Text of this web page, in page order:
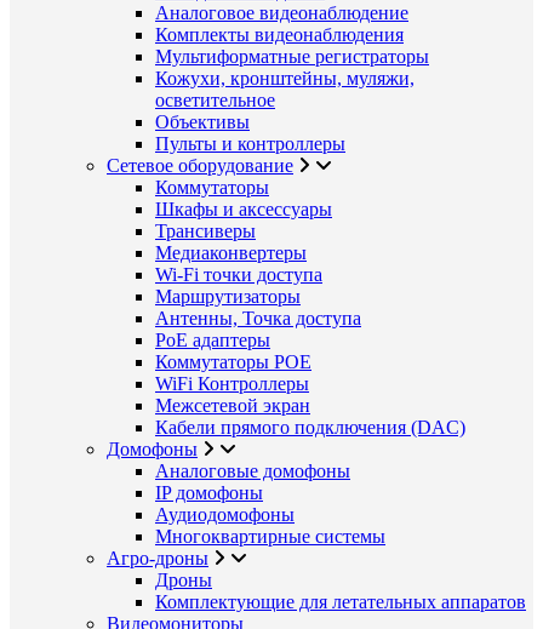
Аналоговое видеонаблюдение
Комплекты видеонаблюдения
Мультиформатные регистраторы
Кожухи, кронштейны, муляжи,
осветительное
Объективы
Пульты и контроллеры
Сетевое оборудование
Коммутаторы
Шкафы и аксессуары
Трансиверы
Медиаконвертеры
Wi-Fi точки доступа
Маршрутизаторы
Антенны, Точка доступа
PoE адаптеры
Коммутаторы POE
WiFi Контроллеры
Межсетевой экран
Кабели прямого подключения (DAC)
Домофоны
Аналоговые домофоны
IP домофоны
Аудиодомофоны
Многоквартирные системы
Агро-дроны
Дроны
Комплектующие для летательных аппаратов
Видеомониторы